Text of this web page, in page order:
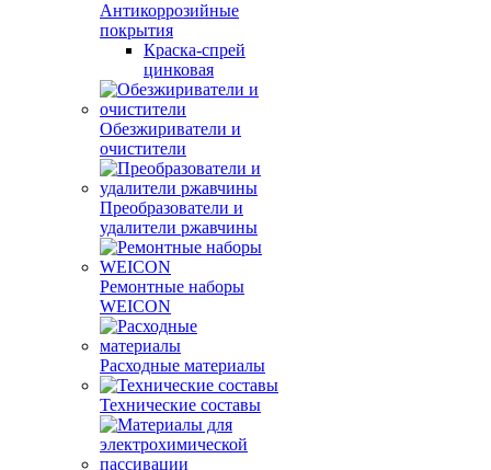
Антикоррозийные
покрытия
Краска-спрей
цинковая
Обезжириватели и
очистители
Преобразователи и
удалители ржавчины
Ремонтные наборы
WEICON
Расходные материалы
Технические составы